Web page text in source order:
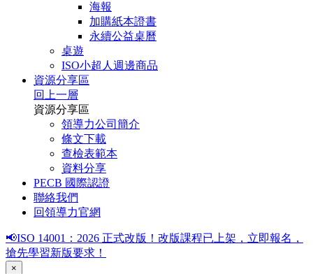
海報
加購紙本證書
永續公益桌曆
桌遊
ISO小超人週邊商品
資源分享區
回上一層
資源分享區
領導力公司簡介
條文下載
查檢表範本
資料分享
PECB 國際認證
聯絡我們
回領導力官網
📢ISO 14001：2026 正式改版！改版課程已上架，立即報名，
搶先學習新版要求！
×